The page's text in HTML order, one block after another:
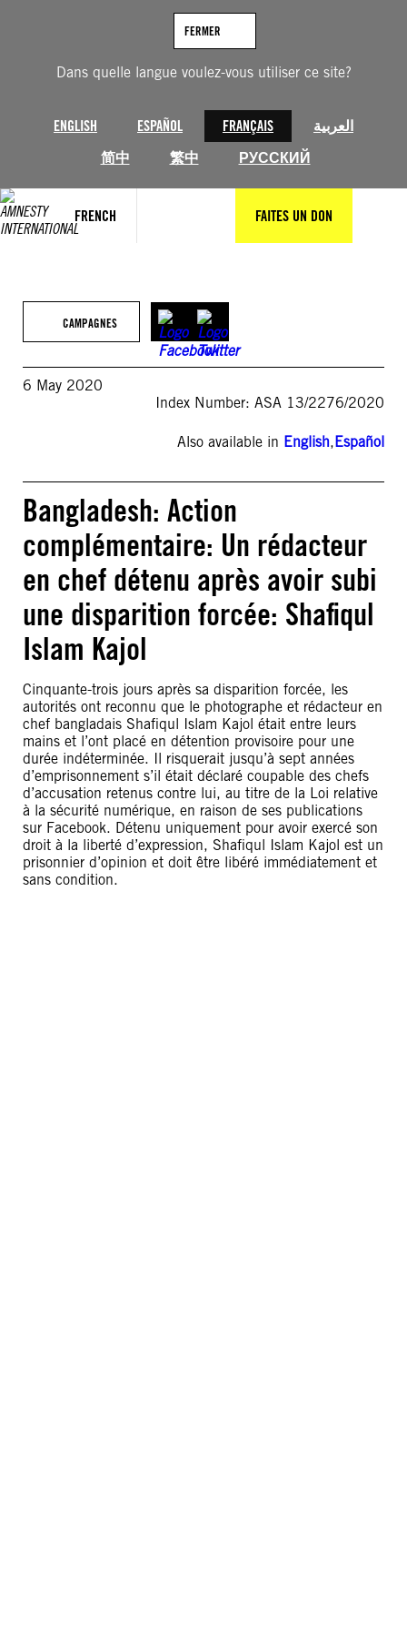
Dans quelle langue voulez-vous utiliser ce site?
ENGLISH ESPAÑOL FRANÇAIS
العربية
简中
繁中 РУССКИЙ
FERMER
FRENCH FAITES UN DON
CAMPAGNES
6 May 2020
Index Number: ASA 13/2276/2020
Also available in English,Español
Bangladesh: Action
complémentaire: Un rédacteur
en chef détenu après avoir subi
une disparition forcée: Shafiqul
Islam Kajol
Cinquante-trois jours après sa disparition forcée, les
autorités ont reconnu que le photographe et rédacteur en
chef bangladais Shafiqul Islam Kajol était entre leurs
mains et l’ont placé en détention provisoire pour une
durée indéterminée. Il risquerait jusqu’à sept années
d’emprisonnement s’il était déclaré coupable des chefs
d’accusation retenus contre lui, au titre de la Loi relative
à la sécurité numérique, en raison de ses publications
sur Facebook. Détenu uniquement pour avoir exercé son
droit à la liberté d’expression, Shafiqul Islam Kajol est un
prisonnier d’opinion et doit être libéré immédiatement et
sans condition.